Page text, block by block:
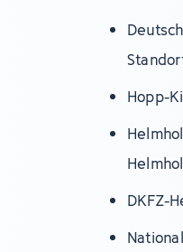
Hopp-
DKFZ-